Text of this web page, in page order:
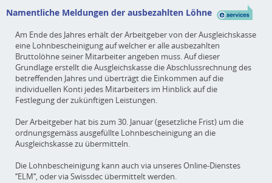
Namentliche Meldungen der ausbezahlten Löhne
Am Ende des Jahres erhält der Arbeitgeber von der Ausgleichskasse
eine Lohnbescheinigung auf welcher er alle ausbezahlten
Bruttolöhne seiner Mitarbeiter angeben muss. Auf dieser
Grundlage erstellt die Ausgleichskasse die Abschlussrechnung des
betreffenden Jahres und überträgt die Einkommen auf die
individuellen Konti jedes Mitarbeiters im Hinblick auf die
Festlegung der zukünftigen Leistungen.
Der Arbeitgeber hat bis zum 30. Januar (gesetzliche Frist) um die
ordnungsgemäss ausgefüllte Lohnbescheinigung an die
Ausgleichskasse zu übermitteln.
Die Lohnbescheinigung kann auch via unseres Online-Dienstes
‘‘ELM‘‘, oder via Swissdec übermittelt werden.